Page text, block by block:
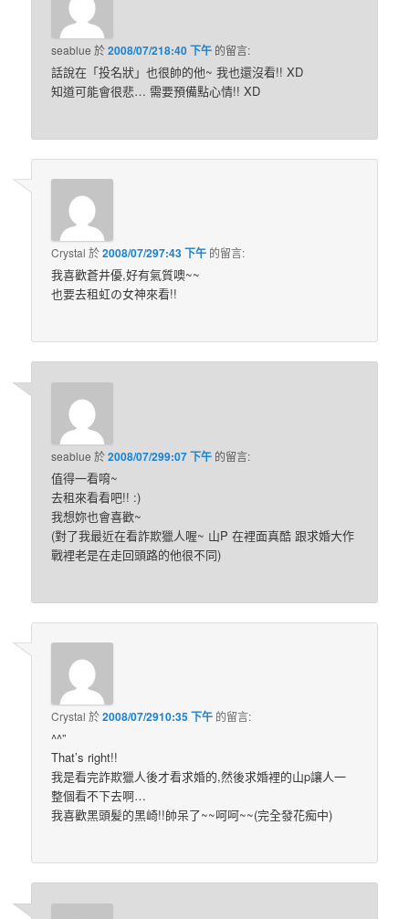
seablue 於2008/07/218:40 下午 的留言:
話說在「投名狀」也很帥的他~ 我也還沒看!! XD
知道可能會很悲… 需要預備點心情!! XD
Crystal 於2008/07/297:43 下午 的留言:
我喜歡蒼井優,好有氣質噢~~
也要去租虹の女神來看!!
seablue 於2008/07/299:07 下午 的留言:
值得一看唷~
去租來看看吧!! :)
我想妳也會喜歡~
(對了我最近在看詐欺獵人喔~ 山P 在裡面真酷 跟求婚大作
戰裡老是在走回頭路的他很不同)
Crystal 於2008/07/2910:35 下午 的留言:
^^”
That’s right!!
我是看完詐欺獵人後才看求婚的,然後求婚裡的山p讓人一
整個看不下去啊…
我喜歡黑頭髪的黑崎!!帥呆了~~呵呵~~(完全發花痴中)